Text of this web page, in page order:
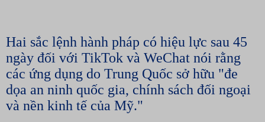
Hai sắc lệnh hành pháp có hiệu lực sau 45
ngày đối với TikTok và WeChat nói rằng
các ứng dụng do Trung Quốc sở hữu "đe
dọa an ninh quốc gia, chính sách đối ngoại
và nền kinh tế của Mỹ."